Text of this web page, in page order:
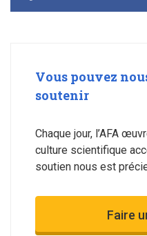
Vous pouvez
soutenir
Chaque jour, l’AFA
culture scientifique
soutien nous est
Faire